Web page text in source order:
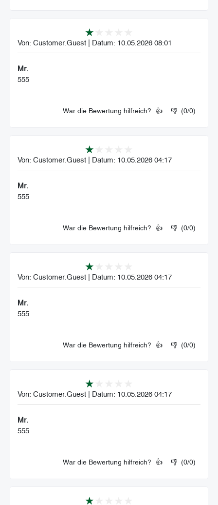
Von: Customer.Guest Datum: 10.05.2026 08:01
Mr.
555
War die Bewertung hilfreich? 👍 👎 (0/0)
Von: Customer.Guest Datum: 10.05.2026 04:17
Mr.
555
War die Bewertung hilfreich? 👍 👎 (0/0)
Von: Customer.Guest Datum: 10.05.2026 04:17
Mr.
555
War die Bewertung hilfreich? 👍 👎 (0/0)
Von: Customer.Guest Datum: 10.05.2026 04:17
Mr.
555
War die Bewertung hilfreich? 👍 👎 (0/0)